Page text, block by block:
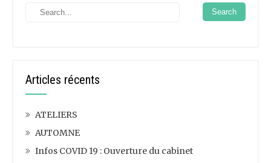
Articles récents
ATELIERS
AUTOMNE
Infos COVID 19 : Ouverture du cabinet